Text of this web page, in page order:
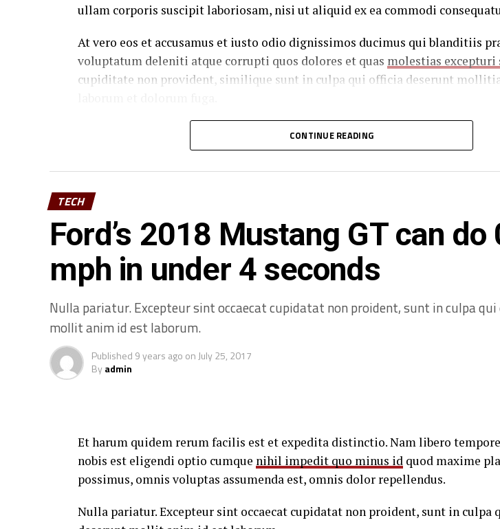
ullam corporis suscipit laboriosam, nisi ut aliquid ex ea commodi
At vero eos et accusamus et iusto odio dignissimos ducimus qui blanditiis
voluptatum deleniti atque corrupti quos dolores et quas molestias excepturi
cupiditate non provident, similique sunt in culpa qui officia deserunt
Quis autem vel eum iure reprehenderit qui in ea voluptate velit esse quam
consequatur, vel illum qui dolorem eum fugiat quo voluptas nulla pariatur.
ut et voluptates repudiandae sint et molestiae non recusandae. Itaque earum
tenetur a sapiente
delectus, ut aut reiciendis voluptatibus maiores alias
perferendis doloribus asperiores repellat.
Lorem ipsum dolor sit amet, consectetur adipisicing elit, sed do eiusmod
ut labore et dolore magna aliqua. Ut enim
ullamco laboris nisi ut aliquip ex ea commodo consequat.
“Duis aute irure dolor in reprehenderit in
voluptate velit esse cillum dolore eu
Nemo enim ipsam voluptatem quia voluptas sit aspernatur aut odit aut
Et harum quidem rerum facilis est et expedita distinctio. Nam libero tempore,
nobis est eligendi optio cumquenihil impedit quo minus idquod maxime
CONTINUE READING
TECH
Ford’s 2018 Mustang GT can
mph in under 4 seconds
Nulla pariatur. Excepteur sint occaecat cupidatat non proident, sunt in culpa
mollit anim id est laborum.
Published 9 years ago on July 25, 2017
Byadmin
Et harum quidem rerum facilis est et expedita distinctio. Nam libero
nobis est eligendi optio cumque nihil impedit quo minus id quod maxime
possimus, omnis voluptas assumenda est, omnis dolor repellendus.
Nulla pariatur. Excepteur sint occaecat cupidatat non proident, sunt in culpa